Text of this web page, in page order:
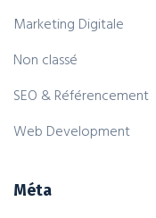
Marketing Digitale
Non classé
SEO & Référencement
Web Development
Méta